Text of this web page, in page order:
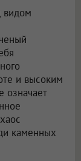
видом
и высоким
означает
каменных